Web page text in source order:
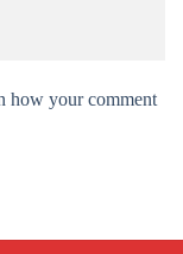
how your comment